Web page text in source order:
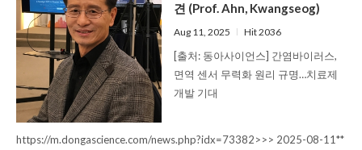
견 (Prof. Ahn, Kwangseog)
Aug 11, 2025 l Hit 2036
[출처: 동아사이언스] 간염바이러스,
면역 센서 무력화 원리 규명…치료제
개발 기대
https://m.dongascience.com/news.php?idx=73382>>> 2025-08-11**